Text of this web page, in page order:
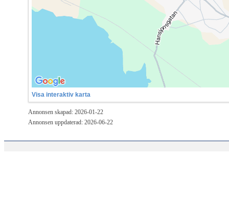
Visa interaktiv karta
Annonsen skapad: 2026-01-22
Annonsen uppdaterad: 2026-06-22